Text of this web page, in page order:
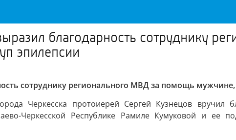
благодарность сотруднику
эпилепсии
сотруднику регионального МВД за помощь мужчине,
Черкесска протоиерей Сергей Кузнецов вручил
Черкесской Республике Рамиле Кумуковой и ее